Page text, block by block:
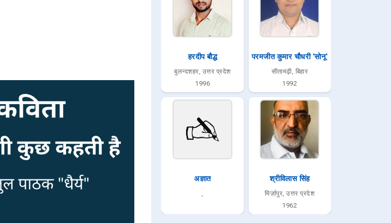
हरदीप बौद्ध
बुलन्दशहर, उत्तर प्रदेश
1996
परमजीत कुमार चौधरी 'सोनू'
सीतामढ़ी, बिहार
1992
अज्ञात
,
श्रीविलास सिंह
मिर्ज़ापुर, उत्तर प्रदेश
1962